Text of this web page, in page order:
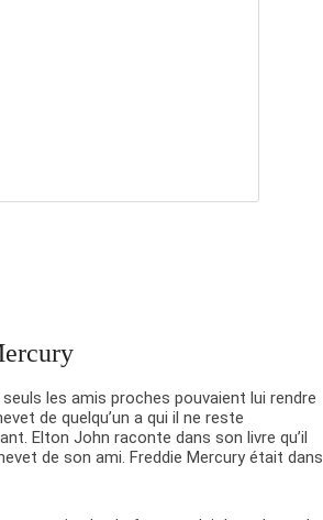
les amis proches pouvaient lui rendre
de quelqu’un a qui il ne reste
Elton John raconte dans son livre qu’il
de son ami. Freddie Mercury était dans